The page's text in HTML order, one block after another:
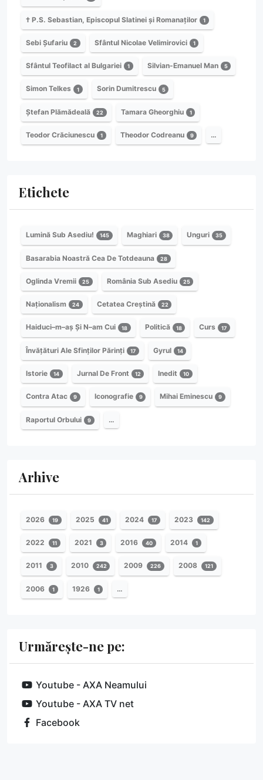
† P.S. Sebastian, Episcopul Slatinei și Romanaților 1
Sebi Șufariu 2 Sfântul Nicolae Velimirovici 1
Sfântul Teofilact al Bulgariei 1 Silvian-Emanuel Man 5
Simon Telkes 1 Sorin Dumitrescu 5
Ștefan Plămădeală 22 Tamara Gheorghiu 1
Teodor Crăciunescu 1 Theodor Codreanu 9 …
Etichete
Lumină Sub Asediu! 145 Maghiari 38 Unguri 35
Basarabia Noastră Cea De Totdeauna 28
Oglinda Vremii 25 România Sub Asediu 25
Naționalism 24 Cetatea Creștină 22
Haiduci–m–aș Și N–am Cui 18 Politică 18 Curs 17
Învățături Ale Sfinților Părinți 17 Gyrul 14
Istorie 14 Jurnal De Front 12 Inedit 10
Contra Atac 9 Iconografie 9 Mihai Eminescu 9
Raportul Orbului 9 …
Arhive
2026 19 2025 41 2024 17 2023 142
2022 11 2021 3 2016 40 2014 1
2011 3 2010 242 2009 226 2008 121
2006 1 1926 1 …
Urmărește-ne pe:
Youtube - AXA Neamului
Youtube - AXA TV net
Facebook